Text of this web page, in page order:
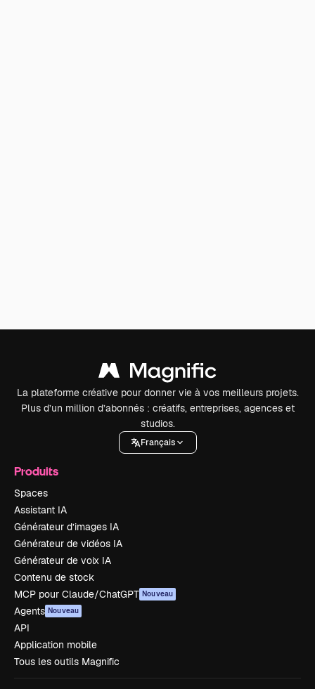
La plateforme créative pour donner vie à vos meilleurs projets.
Plus d’un million d’abonnés : créatifs, entreprises, agences et
studios.
Français
Produits
Spaces
Assistant IA
Générateur d’images IA
Générateur de vidéos IA
Générateur de voix IA
Contenu de stock
MCP pour Claude/ChatGPT Nouveau
Agents Nouveau
API
Application mobile
Tous les outils Magnific